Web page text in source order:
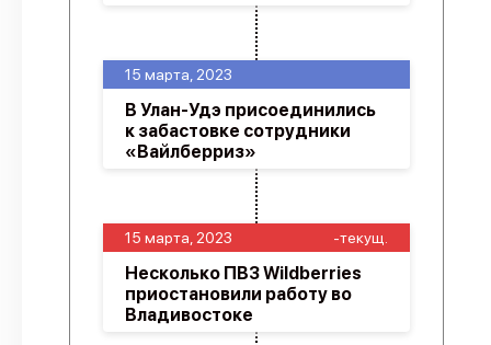
15 марта, 2023 -текущ.
Несколько ПВЗ Wildberries
приостановили работу во
Владивостоке
15 марта, 2023
В Улан-Удэ присоединились
к забастовке сотрудники
«Вайлберриз»